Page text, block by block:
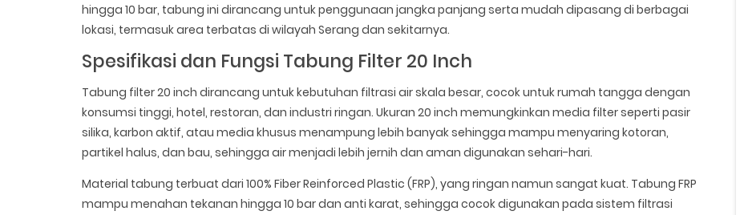
hingga 10 bar, tabung ini dirancang untuk penggunaan jangka panjang serta mudah dipasang di berbagai
lokasi, termasuk area terbatas di wilayah Serang dan sekitarnya.
Spesifikasi dan Fungsi Tabung Filter 20 Inch
Tabung filter 20 inch dirancang untuk kebutuhan filtrasi air skala besar, cocok untuk rumah tangga dengan
konsumsi tinggi, hotel, restoran, dan industri ringan. Ukuran 20 inch memungkinkan media filter seperti pasir
silika, karbon aktif, atau media khusus menampung lebih banyak sehingga mampu menyaring kotoran,
partikel halus, dan bau, sehingga air menjadi lebih jernih dan aman digunakan sehari-hari.
Material tabung terbuat dari 100% Fiber Reinforced Plastic (FRP), yang ringan namun sangat kuat. Tabung FRP
mampu menahan tekanan hingga 10 bar dan anti karat, sehingga cocok digunakan pada sistem filtrasi